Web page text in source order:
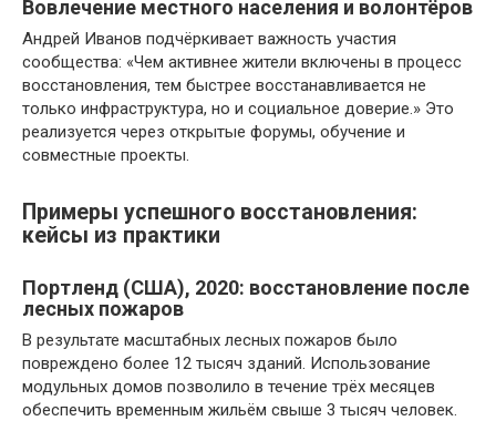
Вовлечение местного населения и волонтёров
Андрей Иванов подчёркивает важность участия
сообщества: «Чем активнее жители включены в процесс
восстановления, тем быстрее восстанавливается не
только инфраструктура, но и социальное доверие.» Это
реализуется через открытые форумы, обучение и
совместные проекты.
Примеры успешного восстановления:
кейсы из практики
Портленд (США), 2020: восстановление после
лесных пожаров
В результате масштабных лесных пожаров было
повреждено более 12 тысяч зданий. Использование
модульных домов позволило в течение трёх месяцев
обеспечить временным жильём свыше 3 тысяч человек.